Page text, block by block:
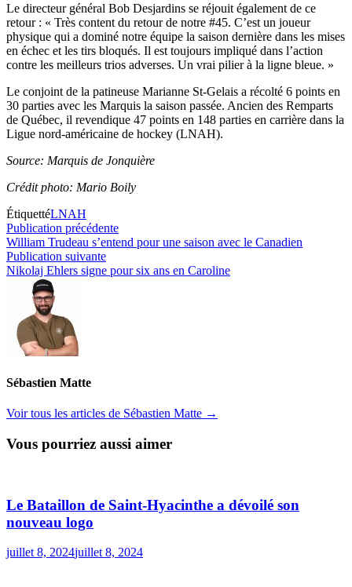
Le directeur général Bob Desjardins se réjouit également de ce
retour : « Très content du retour de notre #45. C’est un joueur
physique qui a dominé notre équipe la saison dernière dans les mises
en échec et les tirs bloqués. Il est toujours impliqué dans l’action
contre les meilleurs trios adverses. Un vrai pilier à la ligne bleue. »
Le conjoint de la patineuse Marianne St-Gelais a récolté 6 points en
30 parties avec les Marquis la saison passée. Ancien des Remparts
de Québec, il revendique 47 points en 148 parties en carrière dans la
Ligue nord-américaine de hockey (LNAH).
Source: Marquis de Jonquière
Crédit photo: Mario Boily
ÉtiquettéLNAH
Navigation
de
l’article
Publication précédentePublication
précédente :
William Trudeau s’entend pour une saison avec le Canadien
Publication suivantePublication
suivante :
Nikolaj Ehlers signe pour six ans en Caroline
Sébastien Matte
Voir tous les articles de Sébastien Matte →
Vous pourriez aussi aimer
Le Bataillon de Saint-Hyacinthe a dévoilé son
nouveau logo
juillet 8, 2024juillet 8, 2024